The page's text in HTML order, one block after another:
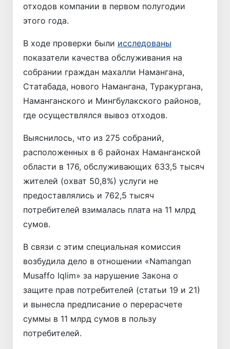
отходов компании в первом полугодии
этого года.
В ходе проверки были исследованы
показатели качества обслуживания на
собрании граждан махалли Намангана,
Статабада, нового Намангана, Туракургана,
Наманганского и Мингбулакского районов,
где осуществлялся вывоз отходов.
Выяснилось, что из 275 собраний,
расположенных в 6 районах Наманганской
области в 176, обслуживающих 633,5 тысяч
жителей (охват 50,8%) услуги не
предоставлялись и 762,5 тысяч
потребителей взималась плата на 11 млрд
сумов.
В связи с этим специальная комиссия
возбудила дело в отношении «Namangan
Musaffo Iqlim» за нарушение Закона о
защите прав потребителей (статьи 19 и 21)
и вынесла предписание о перерасчете
суммы в 11 млрд сумов в пользу
потребителей.